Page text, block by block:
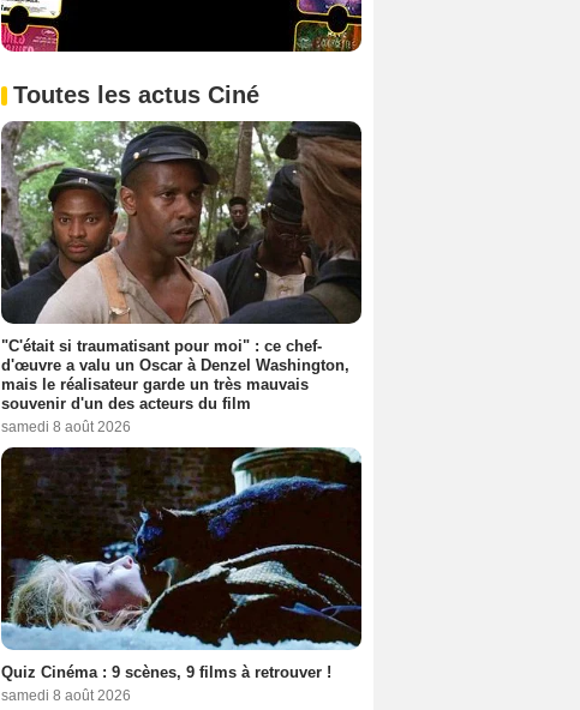
Toutes les actus Ciné
"C'était si traumatisant pour moi" : ce chef-
d'œuvre a valu un Oscar à Denzel Washington,
mais le réalisateur garde un très mauvais
souvenir d'un des acteurs du film
samedi 8 août 2026
Quiz Cinéma : 9 scènes, 9 films à retrouver !
samedi 8 août 2026